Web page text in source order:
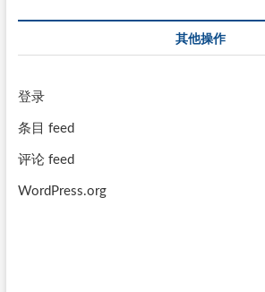
其他操作
登录
条目 feed
评论 feed
WordPress.org